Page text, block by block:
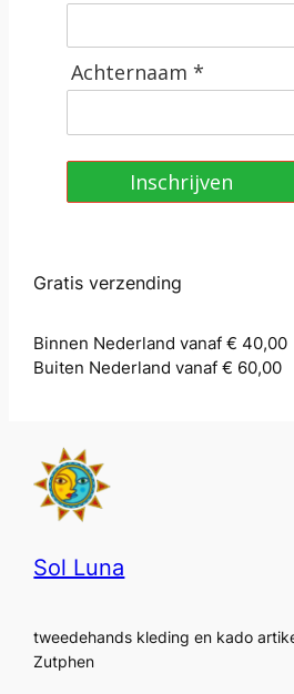
Achternaam *
Inschrijven
Gratis verzending
Binnen Nederland vanaf € 40,00
Buiten Nederland vanaf € 60,00
Sol Luna
tweedehands kleding en kado
Zutphen